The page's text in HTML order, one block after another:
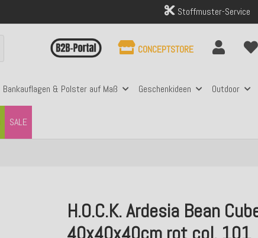
Stoffmuster-Service
Bankauflagen & Polster auf Maß Geschenkideen Outdoor
SALE
CONCEPTSTORE
H.O.C.K. Ardesia Bean
40x40x40cm rot col. 101